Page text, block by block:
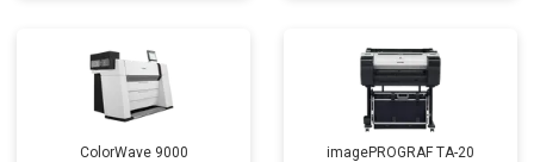
ColorWave 9000 imagePROGRAF TA-20